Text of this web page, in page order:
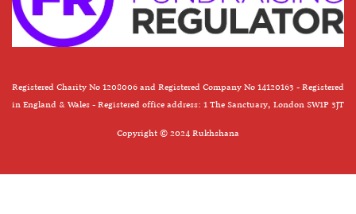
Registered Charity No 1208006 and Registered Company No 14120163 - Registered
in England & Wales - Registered office address: 1 The Sanctuary, London SW1P 3JT
Copyright © 2024 Rukhshana